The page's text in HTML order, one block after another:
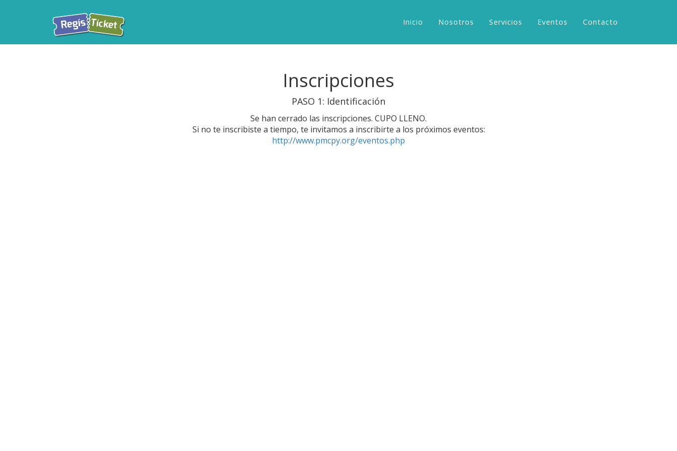
Inicio Nosotros Servicios Eventos Contacto
Inscripciones
PASO 1: Identificación
Se han cerrado las inscripciones. CUPO LLENO.
Si no te inscribiste a tiempo, te invitamos a inscribirte a los próximos eventos:
http://www.pmcpy.org/eventos.php